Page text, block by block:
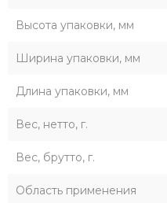
Высота упаковки, мм
Ширина упаковки, мм
Длина упаковки, мм
Вес, нетто, г.
Вес, брутто, г.
Область применения